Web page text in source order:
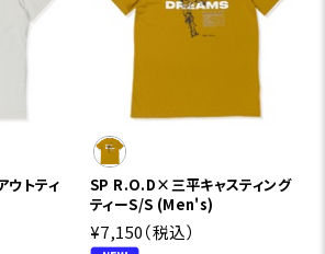
トティ
SP R.O.D×三平キャスティング
ティーS/S (Men's)
¥7,150（税込）